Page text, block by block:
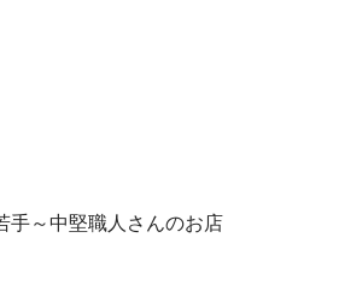
手～中堅職人さんのお店